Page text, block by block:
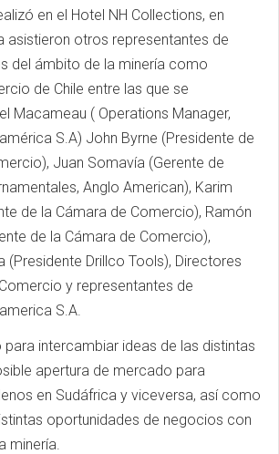
en el Hotel NH Collections, en
asistieron otros representantes de
del ámbito de la minería como
de Chile entre las que se
Macameau ( Operations Manager,
S.A) John Byrne (Presidente de
Juan Somavía (Gerente de
Anglo American), Karim
de la Cámara de Comercio), Ramón
de la Cámara de Comercio),
(Presidente Drillco Tools), Directores
y representantes de
S.A.
para intercambiar ideas de las distintas
apertura de mercado para
en Sudáfrica y viceversa, así como
oportunidades de negocios con
minería.